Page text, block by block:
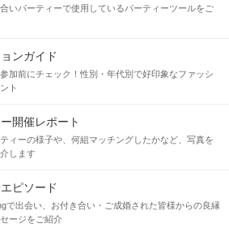
いパーティーで使用しているパーティーツールをご
ンガイド
加前にチェック！性別・年代別で好印象なファッシ
ト
開催レポート
ィーの様子や、何組マッチングしたかなど、写真を
します
ピソード
で出会い、お付き合い・ご成婚された皆様からの良縁
ージをご紹介